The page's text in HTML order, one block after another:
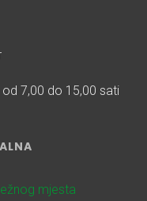
7,00 do 15,00 sati
mjesta